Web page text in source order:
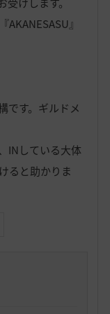
』
です。ギルドメ
INしている大体
ると助かりま